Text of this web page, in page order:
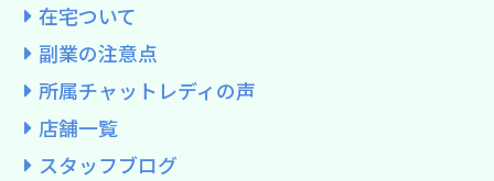
在宅ついて
副業の注意点
所属チャットレディの声
店舗一覧
スタッフブログ